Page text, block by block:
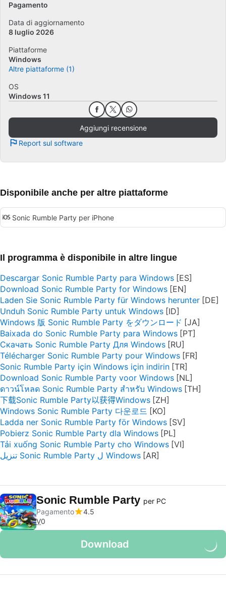
Pagamento
Data di aggiornamento
8 luglio 2026
Piattaforme
Windows
Altre piattaforme (1)
OS
Windows 11
Aggiungi recensione
Report sul software
Disponibile anche per altre piattaforme
Sonic Rumble Party per iPhone
Il programma è disponibile in altre lingue
Descargar Sonic Rumble Party para Windows
Download Sonic Rumble Party for Windows
Laden Sie Sonic Rumble Party für Windows herunter
Unduh Sonic Rumble Party untuk Windows
Windows 版 Sonic Rumble Party をダウンロード
Baixada do Sonic Rumble Party para Windows
Скачать Sonic Rumble Party Для Windows
Télécharger Sonic Rumble Party pour Windows
Sonic Rumble Party için Windows için indirin
Download Sonic Rumble Party voor Windows
ดาวน์โหลด Sonic Rumble Party สำหรับ Windows
下载Sonic Rumble Party以获得Windows
Windows Sonic Rumble Party 다운로드
Ladda ner Sonic Rumble Party för Windows
Pobierz Sonic Rumble Party dla Windows
Tải xuống Sonic Rumble Party cho Windows
تنزيل Sonic Rumble Party ل Windows
Sonic Rumble Party per PC
Pagamento
4.5
V0
Download